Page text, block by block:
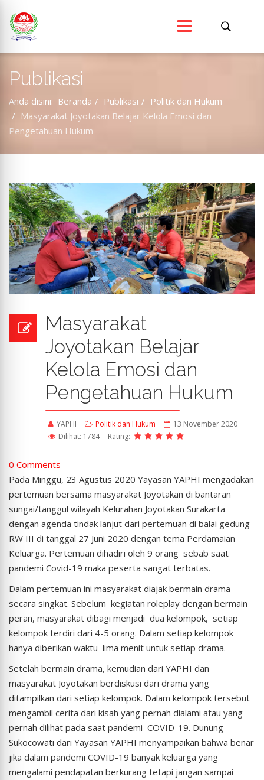
Publikasi
Anda disini: Beranda Publikasi
Politik dan Hukum
Masyarakat Joyotakan Belajar Kelola Emosi dan
Pengetahuan Hukum
Masyarakat
Joyotakan Belajar
Kelola Emosi dan
Pengetahuan Hukum
YAPHI Politik dan Hukum
13 November 2020
Dilihat: 1784
Rating:
0 Comments
Pada Minggu, 23 Agustus 2020 Yayasan YAPHI mengadakan
pertemuan bersama masyarakat Joyotakan di bantaran
sungai/tanggul wilayah Kelurahan Joyotakan Surakarta
dengan agenda tindak lanjut dari pertemuan di balai gedung
RW III di tanggal 27 Juni 2020 dengan tema Perdamaian
Keluarga. Pertemuan dihadiri oleh 9 orang sebab saat
pandemi Covid-19 maka peserta sangat terbatas.
Dalam pertemuan ini masyarakat diajak bermain drama
secara singkat. Sebelum kegiatan roleplay dengan bermain
peran, masyarakat dibagi menjadi dua kelompok, setiap
kelompok terdiri dari 4-5 orang. Dalam setiap kelompok
hanya diberikan waktu lima menit untuk setiap drama.
Setelah bermain drama, kemudian dari YAPHI dan
masyarakat Joyotakan berdiskusi dari drama yang
ditampilkan dari setiap kelompok. Dalam kelompok tersebut
mengambil cerita dari kisah yang pernah dialami atau yang
pernah dilihat pada saat pandemi COVID-19. Dunung
Sukocowati dari Yayasan YAPHI menyampaikan bahwa benar
jika dalam pandemi COVID-19 banyak keluarga yang
mengalami pendapatan berkurang tetapi jangan sampai